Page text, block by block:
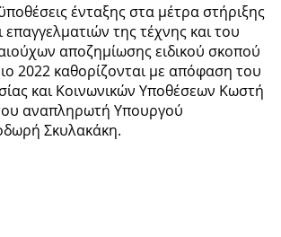
ένταξης στα μέτρα στήριξης
επαγγελματιών της τέχνης και του
αποζημίωσης ειδικού σκοπού
2022 καθορίζονται με απόφαση του
και Κοινωνικών Υποθέσεων Κωστή
αναπληρωτή Υπουργού
Σκυλακάκη.